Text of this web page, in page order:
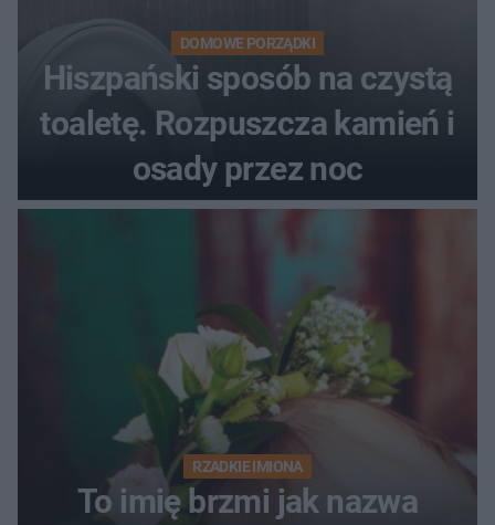
DOMOWE PORZĄDKI
Hiszpański sposób na czystą
toaletę. Rozpuszcza kamień i
osady przez noc
RZADKIE IMIONA
To imię brzmi jak nazwa